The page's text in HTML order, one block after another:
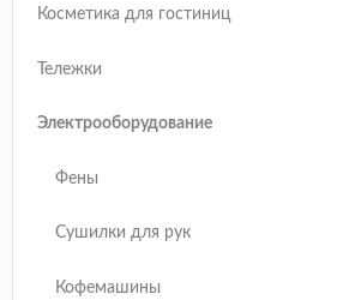
Косметика для гостиниц
Тележки
Электрооборудование
Фены
Сушилки для рук
Кофемашины